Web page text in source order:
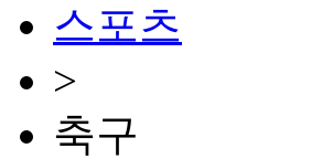
스포츠
>
축구